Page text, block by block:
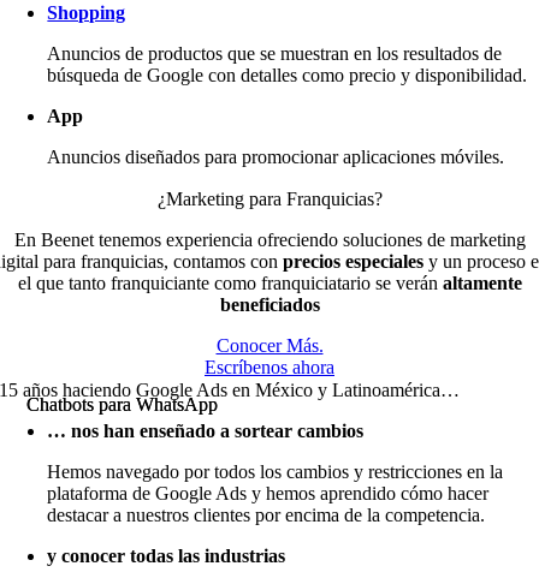
Chatbots para WhatsApp
Chatbots para WhatsApp
Shopping
Anuncios de productos que se muestran en los resultados de
búsqueda de Google con detalles como precio y disponibilidad.
App
Anuncios diseñados para promocionar aplicaciones móviles.
¿Marketing para Franquicias?
En Beenet tenemos experiencia ofreciendo soluciones de marketing
para franquicias, contamos con precios especialesy un proceso
el que tanto franquiciante como franquiciatario se verán altamente
beneficiados
Conocer Más.
Escríbenos ahora
15 años haciendo Google Ads en México y Latinoamérica…
… nos han enseñado a sortear cambios
Hemos navegado por todos los cambios y restricciones en la
plataforma de Google Ads y hemos aprendido cómo hacer
destacar a nuestros clientes por encima de la competencia.
y conocer todas las industrias